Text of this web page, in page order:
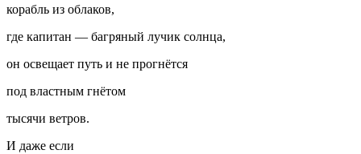
корабль из облаков,
где капитан — багряный лучик солнца,
он освещает путь и не прогнётся
под властным гнётом
тысячи ветров.
И даже если